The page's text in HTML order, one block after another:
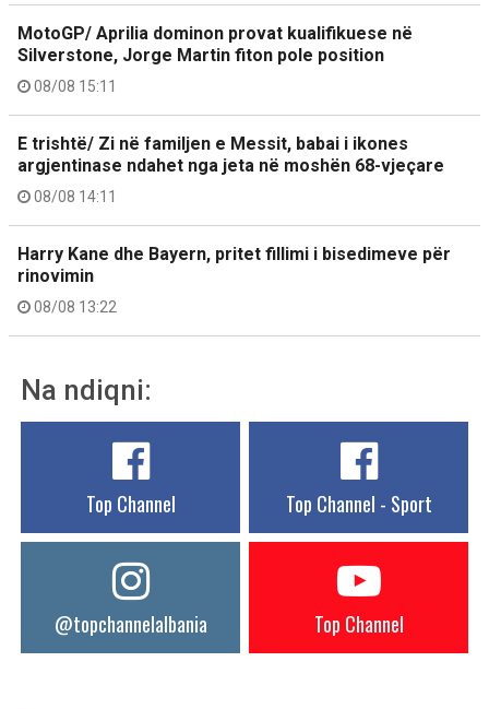
MotoGP/ Aprilia dominon provat kualifikuese në
Silverstone, Jorge Martin fiton pole position
08/08 15:11
E trishtë/ Zi në familjen e Messit, babai i ikones
argjentinase ndahet nga jeta në moshën 68-vjeçare
08/08 14:11
Harry Kane dhe Bayern, pritet fillimi i bisedimeve për
rinovimin
08/08 13:22
Na ndiqni:
Top Channel Top Channel - Sport
@topchannelalbania Top Channel